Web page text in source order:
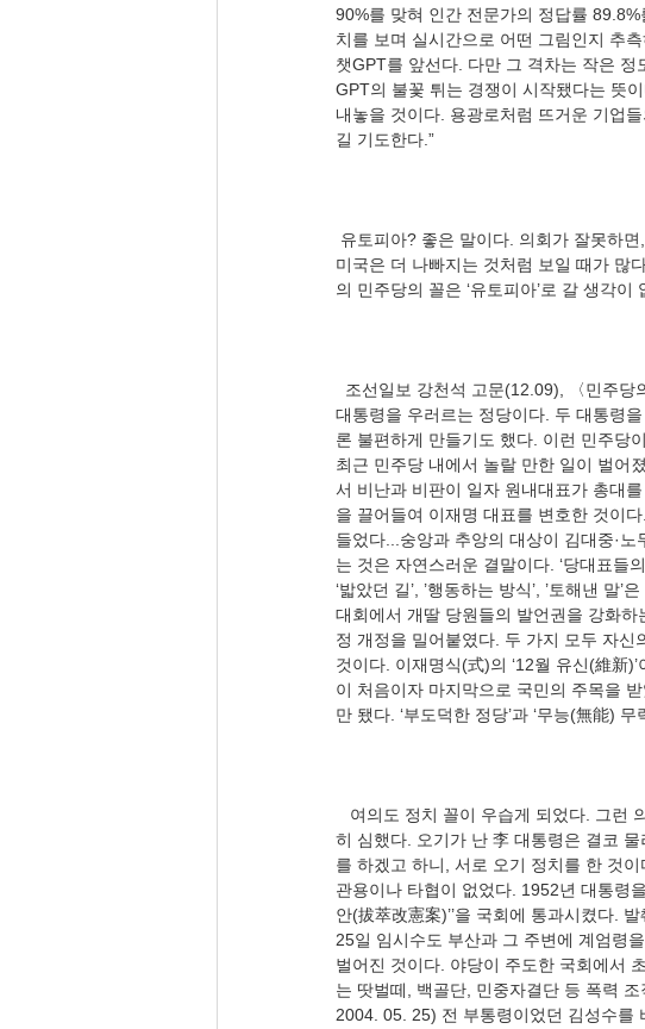
90%를 맞혀 인간 전문가의 정답률
치를 보며 실시간으로 어떤 그림인지 추
챗GPT를 앞선다. 다만 그 격차는 작은
GPT의 불꽃 튀는 경쟁이 시작됐다는 뜻
내놓을 것이다. 용광로처럼 뜨거운 기업
미국은 더 나빠지는 것처럼 보일 때가 많
대통령을 우러르는 정당이다. 두 대통령
론 불편하게 만들기도 했다. 이런 민주당
최근 민주당 내에서 놀랄 만한 일이 벌어
서 비난과 비판이 일자 원내대표가 총대
을 끌어들여 이재명 대표를 변호한 것이
들었다...숭앙과 추앙의 대상이 김대중·노
는 것은 자연스러운 결말이다. ‘당대표들
‘밟았던 길’, ’행동하는 방식’, ’토해낸
대회에서 개딸 당원들의 발언권을 강화
정 개정을 밀어붙였다. 두 가지 모두 자
것이다. 이재명식(式)의 ‘12월 유신(維新
이 처음이자 마지막으로 국민의 주목을
히 심했다. 오기가 난 李 대통령은 결코
를 하겠고 하니, 서로 오기 정치를 한 것
관용이나 타협이 없었다. 1952년 대통령
안(拔萃改憲案)’’을 국회에 통과시켰다.
25일 임시수도 부산과 그 주변에 계엄령
벌어진 것이다. 야당이 주도한 국회에서
는 땃벌떼, 백골단, 민중자결단 등 폭력
2004. 05. 25) 전 부통령이었던 김성수를